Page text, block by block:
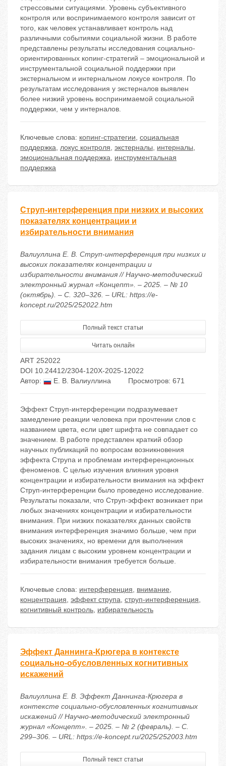
стрессовыми ситуациями. Уровень субъективного
контроля или воспринимаемого контроля зависит от
того, как человек устанавливает контроль над
различными событиями социальной жизни. В работе
представлены результаты исследования социально-
ориентированных копинг-стратегий – эмоциональной и
инструментальной социальной поддержки при
экстернальном и интернальном локусе контроля. По
результатам исследования у экстерналов выявлен
более низкий уровень воспринимаемой социальной
поддержки, чем у интерналов.
Ключевые слова: копинг-стратегии, социальная
поддержка, локус контроля, экстерналы, интерналы,
эмоциональная поддержка, инструментальная
поддержка
Струп-интерференция при низких и высоких
показателях концентрации и
избирательности внимания
Валиуллина Е. В. Струп-интерференция при низких и
высоких показателях концентрации и
избирательности внимания // Научно-методический
электронный журнал «Концепт». – 2025. – № 10
(октябрь). – С. 320–326. – URL: https://e-
koncept.ru/2025/252022.htm
Полный текст статьи
Читать онлайн
ART 252022
DOI 10.24412/2304-120X-2025-12022
Автор:
Е. В. Валиуллина Просмотров: 671
Эффект Струп-интерференции подразумевает
замедление реакции человека при прочтении слов с
названием цвета, если цвет шрифта не совпадает со
значением. В работе представлен краткий обзор
научных публикаций по вопросам возникновения
эффекта Струпа и проблемам интерференционных
феноменов. С целью изучения влияния уровня
концентрации и избирательности внимания на эффект
Струп-интерференции было проведено исследование.
Результаты показали, что Струп-эффект возникает при
любых значениях концентрации и избирательности
внимания. При низких показателях данных свойств
внимания интерференция значимо больше, чем при
высоких значениях, но времени для выполнения
задания лицам с высоким уровнем концентрации и
избирательности внимания требуется больше.
Ключевые слова: интерференция, внимание,
концентрация, эффект струпа, струп-интерференция,
когнитивный контроль, избирательность
Эффект Даннинга-Крюгера в контексте
социально-обусловленных когнитивных
искажений
Валиуллина Е. В. Эффект Даннинга-Крюгера в
контексте социально-обусловленных когнитивных
искажений // Научно-методический электронный
журнал «Концепт». – 2025. – № 2 (февраль). – С.
299–306. – URL: https://e-koncept.ru/2025/252003.htm
Полный текст статьи